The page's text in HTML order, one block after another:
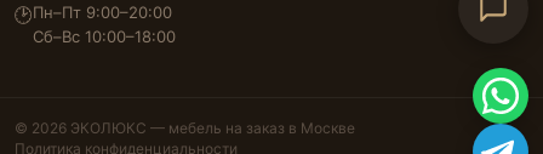
🕑Пн–Пт 9:00–20:00
Сб–Вс 10:00–18:00
© 2026 ЭКОЛЮКС — мебель на заказ в Москве
Политика конфиденциальности